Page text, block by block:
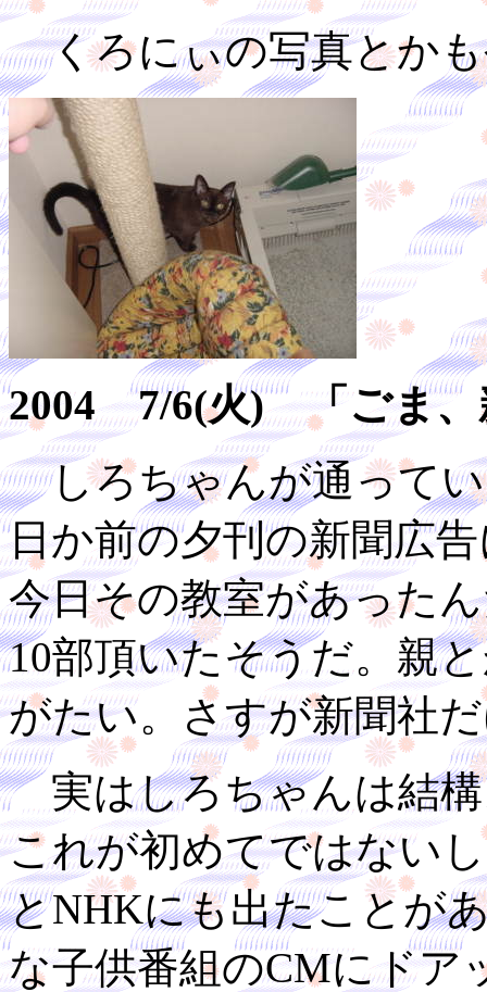
くろにぃの写真とかも
2004 7/6(火) 「ごま、
しろちゃんが通ってい
日か前の夕刊の新聞広
今日その教室があった
10部頂いたそうだ。親
がたい。さすが新聞社
実はしろちゃんは結構
これが初めてではない
とNHKにも出たことが
な子供番組のCMにドア